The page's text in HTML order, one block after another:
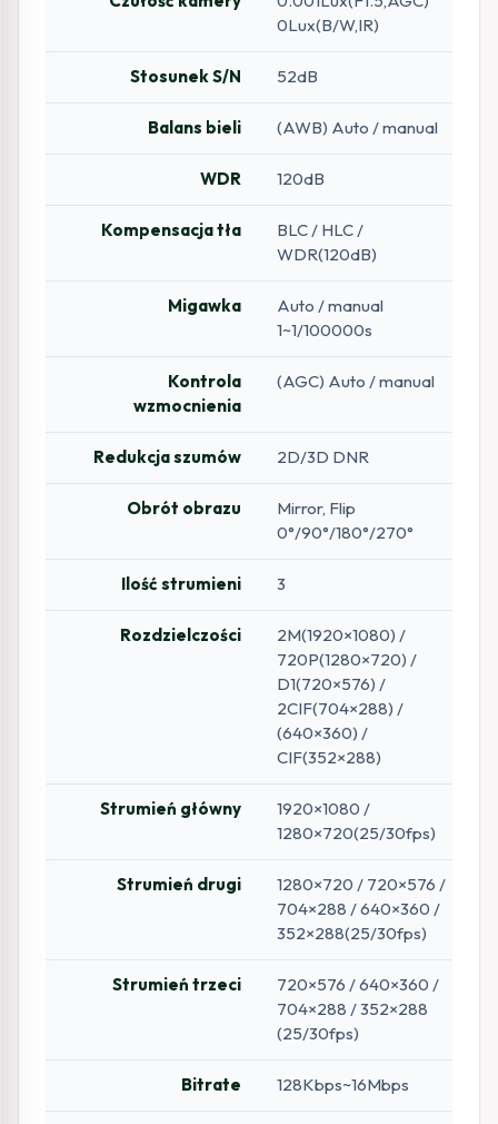
0Lux(B/W,IR)
Stosunek S/N 52dB
Balans bieli (AWB) Auto / manual
WDR 120dB
Kompensacja tła
BLC / HLC /
WDR(120dB)
Migawka
Auto / manual
1~1/100000s
Kontrola
wzmocnienia
(AGC) Auto / manual
Redukcja szumów 2D/3D DNR
Obrót obrazu
Mirror, Flip
0°/90°/180°/270°
Ilość strumieni 3
Rozdzielczości
2M(1920×1080) /
720P(1280×720) /
D1(720×576) /
2CIF(704×288) /
(640×360) /
CIF(352×288)
Strumień główny
1920×1080 /
1280×720(25/30fps)
Strumień drugi
1280×720 / 720×576 /
704×288 / 640×360 /
352×288(25/30fps)
Strumień trzeci
720×576 / 640×360 /
704×288 / 352×288
(25/30fps)
Bitrate 128Kbps~16Mbps